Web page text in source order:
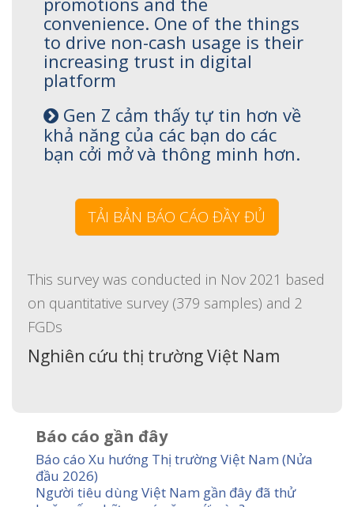
convenience. One of the things
to drive non-cash usage is their
increasing trust in digital
platform
Gen Z cảm thấy tự tin hơn về
khả năng của các bạn do các
bạn cởi mở và thông minh hơn.
TẢI BẢN BÁO CÁO ĐẦY ĐỦ
This survey was conducted in Nov 2021 based
on quantitative survey (379 samples) and 2
FGDs
Nghiên cứu thị trường Việt Nam
Báo cáo gần đây
Báo cáo Xu hướng Thị trường Việt Nam (Nửa
đầu 2026)
Người tiêu dùng Việt Nam gần đây đã thử